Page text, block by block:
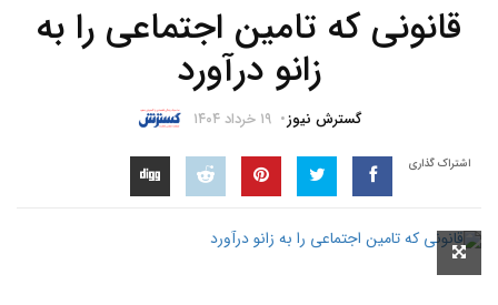
قانونی که تامین اجتماعی را به
زانو درآورد
گسترش نیوز ۱۹ خرداد ۱۴۰۴
اشتراک گذاری